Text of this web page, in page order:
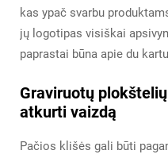
kas ypač svarbu
jų logotipas visiškai
paprastai būna apie du
Graviruotų
atkurti vaizdą
Pačios klišės gali būti